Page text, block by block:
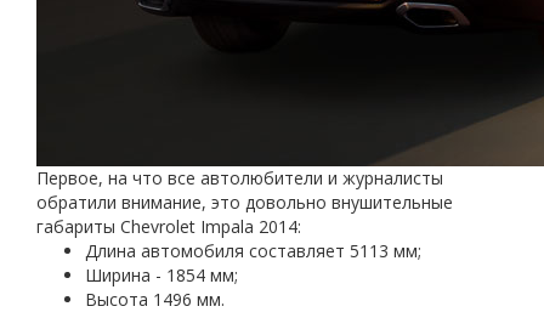
Первое, на что все автолюбители и журналисты
обратили внимание, это довольно внушительные
габариты Chevrolet Impala 2014:
Длина автомобиля составляет 5113 мм;
Ширина - 1854 мм;
Высота 1496 мм.